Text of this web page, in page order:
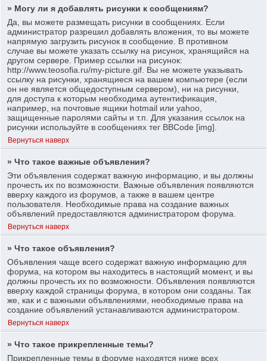
» Могу ли я добавлять рисунки к сообщениям?
Да, вы можете размещать рисунки в сообщениях. Если
администратор разрешил добавлять вложения, то вы можете
напрямую загрузить рисунок в сообщение. В противном
случае вы можете указать ссылку на рисунок, хранящийся на
другом сервере. Пример ссылки на рисунок:
http://www.teosofia.ru/my-picture.gif. Вы не можете указывать
ссылку на рисунки, хранящиеся на вашем компьютере (если
он не является общедоступным сервером), ни на рисунки,
для доступа к которым необходима аутентификация,
например, на почтовые ящики hotmail или yahoo,
защищенные паролями сайты и т.п. Для указания ссылок на
рисунки используйте в сообщениях тег BBCode [img].
Вернуться наверх
» Что такое важные объявления?
Эти объявления содержат важную информацию, и вы должны
прочесть их по возможности. Важные объявления появляются
вверху каждого из форумов, а также в вашем центре
пользователя. Необходимые права на создание важных
объявлений предоставляются администратором форума.
Вернуться наверх
» Что такое объявления?
Объявления чаще всего содержат важную информацию для
форума, на котором вы находитесь в настоящий момент, и вы
должны прочесть их по возможности. Объявления появляются
вверху каждой страницы форума, в котором они созданы. Так
же, как и с важными объявлениями, необходимые права на
создание объявлений устанавливаются администратором.
Вернуться наверх
» Что такое прикрепленные темы?
Прикрепленные темы в форуме находятся ниже всех